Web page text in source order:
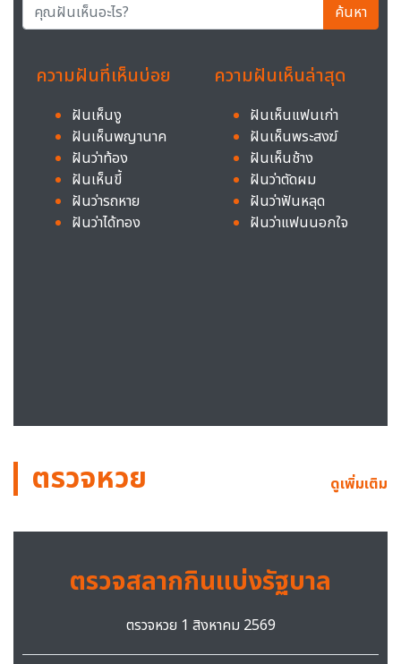
ค้นหา
ความฝันที่เห็นบ่อย
ฝันเห็นงู
ฝันเห็นพญานาค
ฝันว่าท้อง
ฝันเห็นขี้
ฝันว่ารถหาย
ฝันว่าได้ทอง
ความฝันเห็นล่าสุด
ฝันเห็นแฟนเก่า
ฝันเห็นพระสงฆ์
ฝันเห็นช้าง
ฝันว่าตัดผม
ฝันว่าฟันหลุด
ฝันว่าแฟนนอกใจ
ตรวจหวย ดูเพิ่มเติม
ตรวจสลากกินแบ่งรัฐบาล
ตรวจหวย 1 สิงหาคม 2569